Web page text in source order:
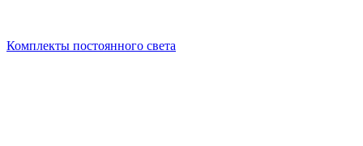
Комплекты постоянного света